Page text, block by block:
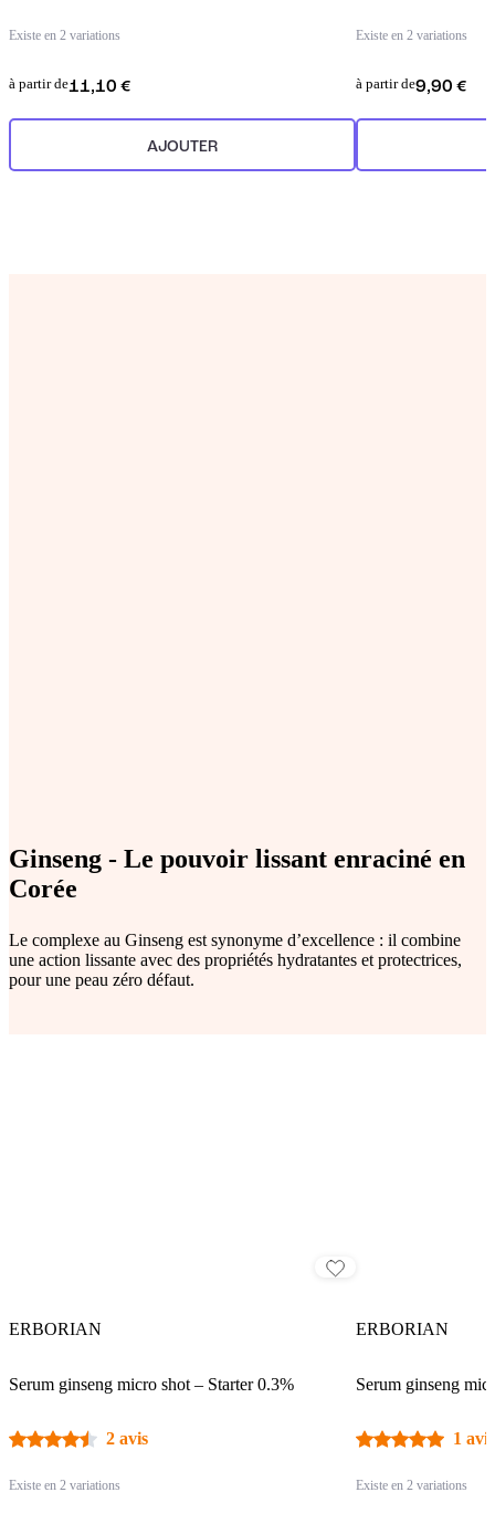
Existe en 2 variations
à partir de11,10 €
AJOUTER
Existe en 2 variations
à partir de9,90 €
Ginseng - Le pouvoir lissant enraciné en
Corée
Le complexe au Ginseng est synonyme d’excellence : il combine
une action lissante avec des propriétés hydratantes et protectrices,
pour une peau zéro défaut.
ERBORIAN
Serum ginseng micro shot – Starter 0.3%
2 avis
Existe en 2 variations
ERBORIAN
Serum ginseng
1 avis
Existe en 2 variations